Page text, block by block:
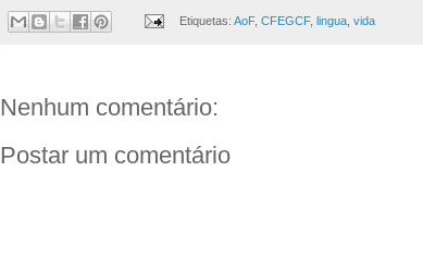
Etiquetas: AoF, CFEGCF, lingua, vida
Nenhum comentário:
Postar um comentário